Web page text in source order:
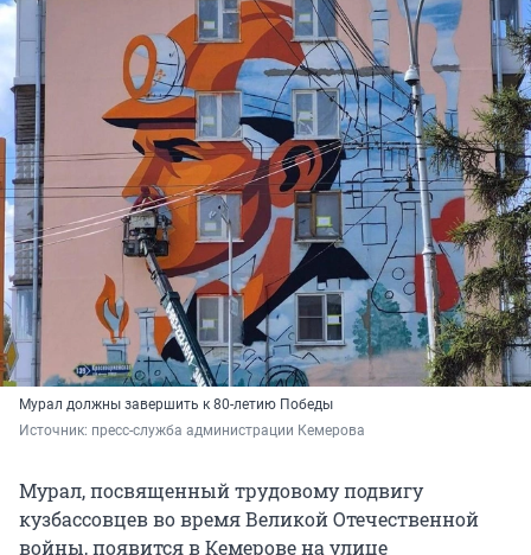
Мурал должны завершить к 80-летию Победы
Источник: пресс-служба администрации Кемерова
Мурал, посвященный трудовому подвигу
кузбассовцев во время Великой Отечественной
войны, появится в Кемерове на улице